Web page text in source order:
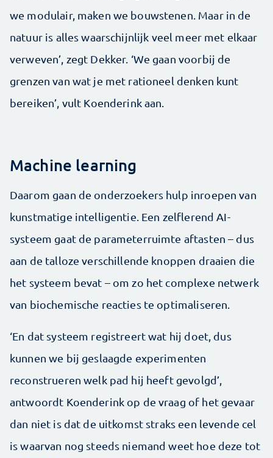
we modulair, maken we bouwstenen. Maar in de
natuur is alles waarschijnlijk veel meer met elkaar
verweven’, zegt Dekker. ‘We gaan voorbij de
grenzen van wat je met rationeel denken kunt
bereiken’, vult Koenderink aan.
Machine learning
Daarom gaan de onderzoekers hulp inroepen van
kunstmatige intelligentie. Een zelflerend AI-
systeem gaat de parameterruimte aftasten – dus
aan de talloze verschillende knoppen draaien die
het systeem bevat – om zo het complexe netwerk
van biochemische reacties te optimaliseren.
‘En dat systeem registreert wat hij doet, dus
kunnen we bij geslaagde experimenten
reconstrueren welk pad hij heeft gevolgd’,
antwoordt Koenderink op de vraag of het gevaar
dan niet is dat de uitkomst straks een levende cel
is waarvan nog steeds niemand weet hoe deze tot